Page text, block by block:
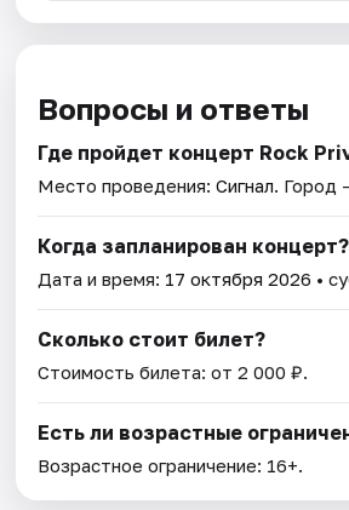
Вопросы и ответы
Где пройдет концерт Rock
Место проведения:Сигнал. Город
Когда запланирован концерт?
Дата и время: 17 октября 2026 •
Сколько стоит билет?
Стоимость билета: от 2 000 ₽.
Есть ли возрастные
Возрастное ограничение: 16+.